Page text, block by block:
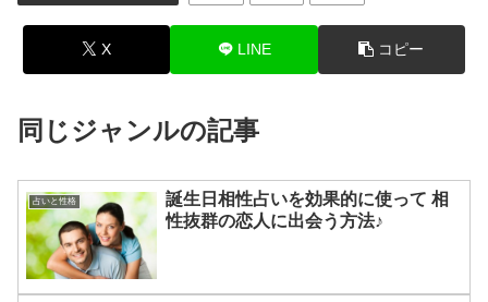
X LINE コピー
同じジャンルの記事
占いと性格
誕生日相性占いを効果的に使って 相
性抜群の恋人に出会う方法♪